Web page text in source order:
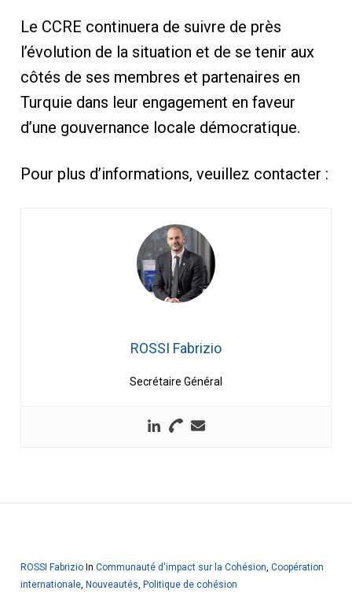
Le CCRE continuera de suivre de près
l’évolution de la situation et de se tenir aux
côtés de ses membres et partenaires en
Turquie dans leur engagement en faveur
d’une gouvernance locale démocratique.
Pour plus d’informations, veuillez contacter :
ROSSI Fabrizio
Secrétaire Général
ROSSI Fabrizio In Communauté d'impact sur la Cohésion Coopération
internationale, Nouveautés Politique de cohésion